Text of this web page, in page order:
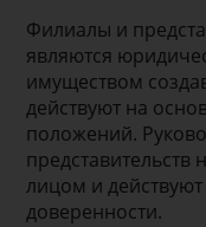
Филиалы и
являются
имуществом
действуют на
положений.
лицом и
доверенности.